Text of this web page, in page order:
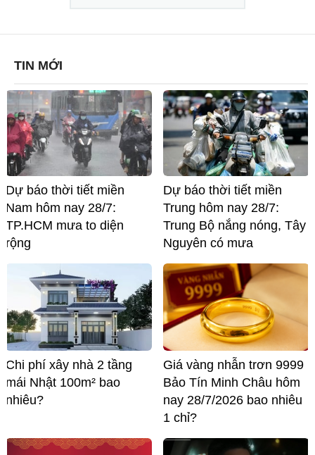
TIN MỚI
Dự báo thời tiết miền
Nam hôm nay 28/7:
TP.HCM mưa to diện
rộng
Dự báo thời tiết miền
Trung hôm nay 28/7:
Trung Bộ nắng nóng, Tây
Nguyên có mưa
Chi phí xây nhà 2 tầng
mái Nhật 100m² bao
nhiêu?
Giá vàng nhẫn trơn 9999
Bảo Tín Minh Châu hôm
nay 28/7/2026 bao nhiêu
1 chỉ?